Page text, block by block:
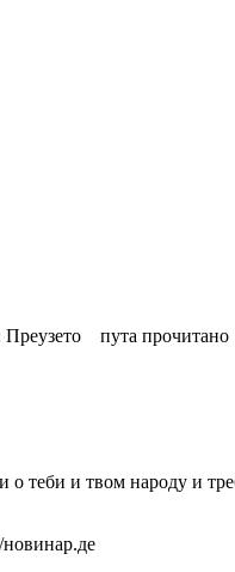
пута
теби и твом народу и